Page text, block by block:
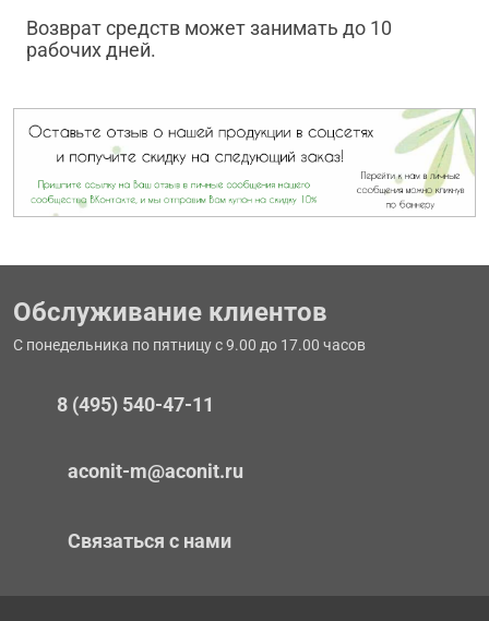
Возврат средств может занимать до 10
рабочих дней.
Обслуживание клиентов
С понедельника по пятницу с 9.00 до 17.00 часов
8 (495) 540-47-11
aconit-m@aconit.ru
Связаться с нами